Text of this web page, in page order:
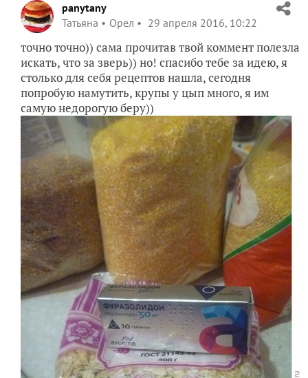
panytany
Татьяна
Орел 29 апреля 2016, 10:22
точно точно)) сама прочитав твой коммент полезла
искать, что за зверь)) но! спасибо тебе за идею, я
столько для себя рецептов нашла, сегодня
попробую намутить, крупы у цып много, я им
самую недорогую беру))